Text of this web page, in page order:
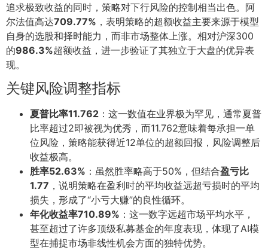
追求极致收益的同时，策略对下行风险的控制相当出色。阿
尔法值高达709.77% ，表明策略的超额收益主要来源于模型
自身的选股和择时能力，而非市场整体上涨。相对沪深300
的986.3%超额收益，进一步验证了其独立于大盘的优异表
现。
关键风险调整指标
夏普比率11.762 ：这一数值在业界极为罕见，通常夏普
比率超过2即被视为优秀，而11.762意味着每承担一单
位风险，策略能获得近12单位的超额回报，风险调整后
收益极高。
胜率52.63% ：虽然胜率略高于50%，但结合盈亏比
1.77 ，说明策略在盈利时的平均收益远超亏损时的平均
损失，形成了“小亏大赚”的良性循环。
年化收益率710.89% ：这一数字远超市场平均水平，
甚至超过了许多顶级私募基金的年度表现，体现了AI模
型在捕捉市场非线性机会方面的独特优势。